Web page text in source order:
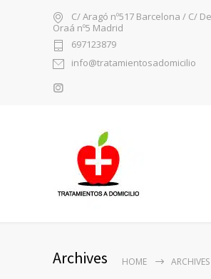
C/ Aragó nº517 Barcelona / C/
Oraá nº5 Madrid
697123879
info@tratamientosadomicilio
Archives HOME ARCHIVES